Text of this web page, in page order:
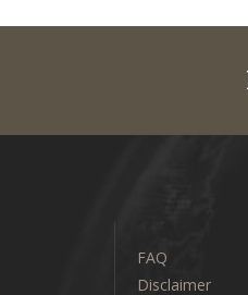
FAQ
Disclaimer